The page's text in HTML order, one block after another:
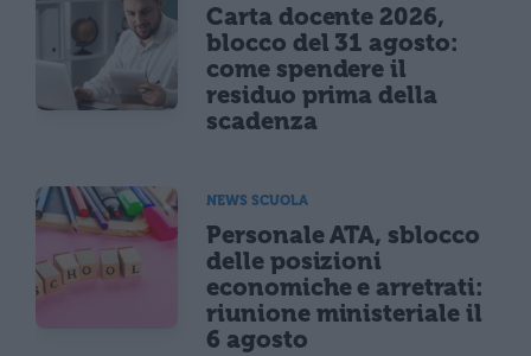
Carta docente 2026,
blocco del 31 agosto:
come spendere il
residuo prima della
scadenza
NEWS SCUOLA
Personale ATA, sblocco
delle posizioni
economiche e arretrati:
riunione ministeriale il
6 agosto